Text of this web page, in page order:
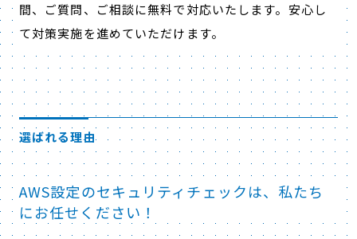
間、ご質問、ご相談に無料で対応いたします。安心し
て対策実施を進めていただけます。
選ばれる理由
AWS設定のセキュリティチェックは、私たち
にお任せください！